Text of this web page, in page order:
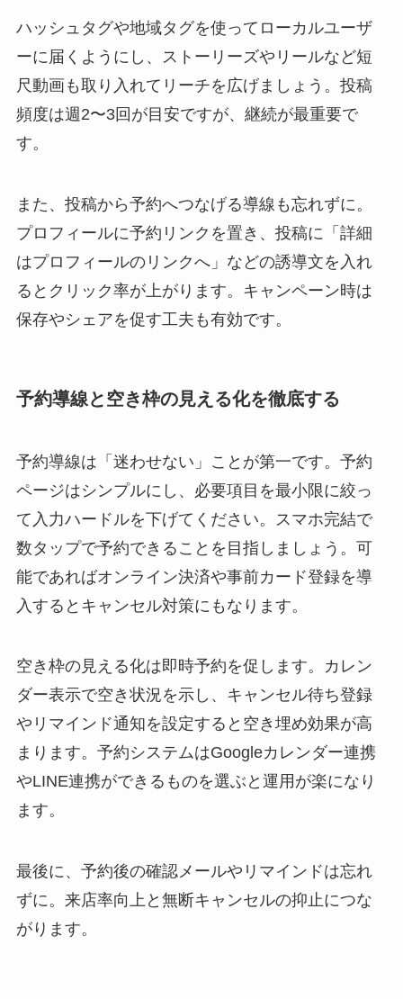
ハッシュタグや地域タグを使ってローカルユーザ
ーに届くようにし、ストーリーズやリールなど短
尺動画も取り入れてリーチを広げましょう。投稿
頻度は週2〜3回が目安ですが、継続が最重要で
す。
また、投稿から予約へつなげる導線も忘れずに。
プロフィールに予約リンクを置き、投稿に「詳細
はプロフィールのリンクへ」などの誘導文を入れ
るとクリック率が上がります。キャンペーン時は
保存やシェアを促す工夫も有効です。
予約導線と空き枠の見える化を徹底する
予約導線は「迷わせない」ことが第一です。予約
ページはシンプルにし、必要項目を最小限に絞っ
て入力ハードルを下げてください。スマホ完結で
数タップで予約できることを目指しましょう。可
能であればオンライン決済や事前カード登録を導
入するとキャンセル対策にもなります。
空き枠の見える化は即時予約を促します。カレン
ダー表示で空き状況を示し、キャンセル待ち登録
やリマインド通知を設定すると空き埋め効果が高
まります。予約システムはGoogleカレンダー連携
やLINE連携ができるものを選ぶと運用が楽になり
ます。
最後に、予約後の確認メールやリマインドは忘れ
ずに。来店率向上と無断キャンセルの抑止につな
がります。